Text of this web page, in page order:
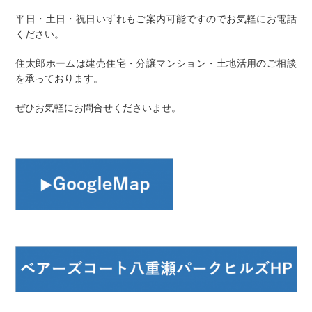
平日・土日・祝日いずれもご案内可能ですのでお気軽にお電話
ください。
住太郎ホームは建売住宅・分譲マンション・土地活用のご相談
を承っております。
ぜひお気軽にお問合せくださいませ。